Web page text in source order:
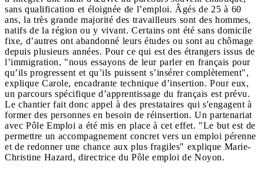
sans qualification et éloignée de l’emploi. Âgés de 25 à 60
ans, la très grande majorité des travailleurs sont des hommes,
natifs de la région ou y vivant. Certains ont été sans domicile
fixe, d’autres ont abandonné leurs études ou sont au chômage
depuis plusieurs années. Pour ce qui est des étrangers issus de
l’immigration, "nous essayons de leur parler en français pour
qu’ils progressent et qu’ils puissent s’insérer complètement",
explique Carole, encadrante technique d’insertion. Pour eux,
un parcours spécifique d’apprentissage du français est prévu.
Le chantier fait donc appel à des prestataires qui s'engagent à
former des personnes en besoin de réinsertion. Un partenariat
avec Pôle Emploi a été mis en place à cet effet. "Le but est de
permettre un accompagnement concret vers un emploi pérenne
et de redonner une chance aux plus fragiles" explique Marie-
Christine Hazard, directrice du Pôle emploi de Noyon.